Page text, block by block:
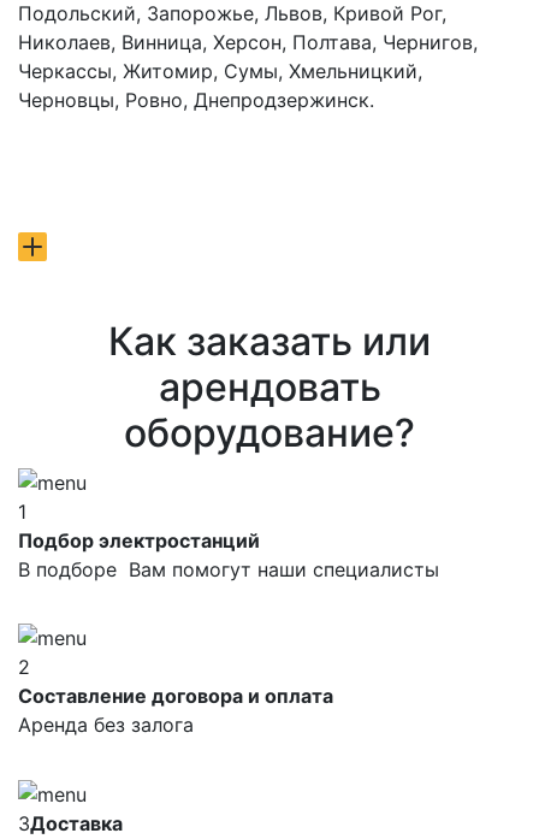
Подольский, Запорожье, Львов, Кривой Рог,
Николаев, Винница, Херсон, Полтава, Чернигов,
Черкассы, Житомир, Сумы, Хмельницкий,
Черновцы, Ровно, Днепродзержинск.
Как заказать или
арендовать
оборудование?
1
Подбор электростанций
В подборе Вам помогут наши специалисты
2
Составление договора и оплата
Аренда без залога
3Доставка